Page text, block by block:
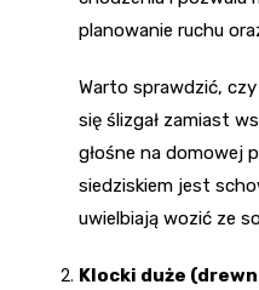
planowanie ruchu
Warto sprawdzić,
się ślizgał zamiast
głośne na domowej
siedziskiem jest
uwielbiają wozić ze
Klocki duże